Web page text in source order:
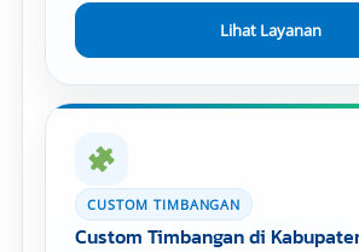
Lihat Layanan
CUSTOM TIMBANGAN
Custom Timbangan di